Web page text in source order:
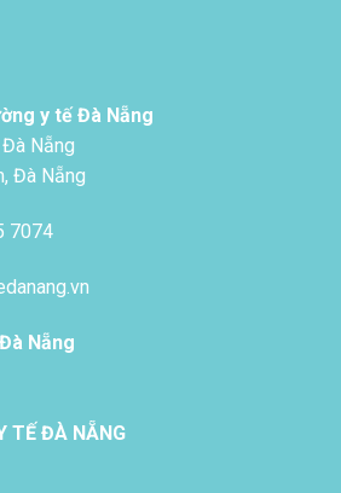
y tế Đà Nẵng
Nẵng
Đà Nẵng
7074
Nẵng
TẾ ĐÀ NẴNG